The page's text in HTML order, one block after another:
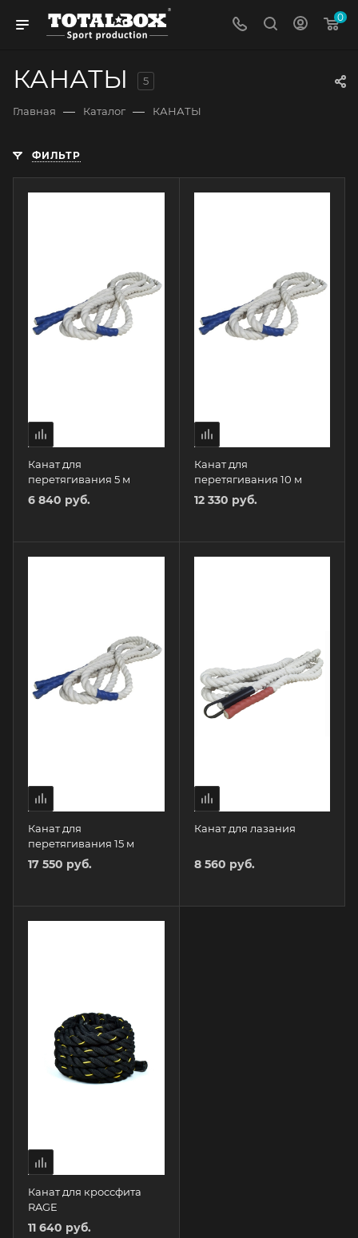
0
КАНАТЫ 5
Главная — Каталог — КАНАТЫ
ФИЛЬТР
Канат для
перетягивания 5 м
6 840 руб.
Канат для
перетягивания 10 м
12 330 руб.
Канат для
перетягивания 15 м
17 550 руб.
Канат для лазания
8 560 руб.
Канат для кроссфита
RAGE
11 640 руб.